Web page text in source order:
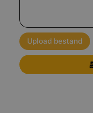
Upload bestand